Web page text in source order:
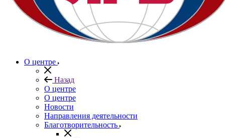
О центре
Назад
О центре
О центре
Новости
Направления деятельности
Благотворительность